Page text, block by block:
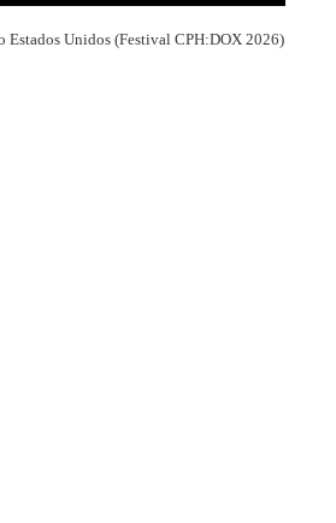
Unidos (Festival CPH:DOX 2026)